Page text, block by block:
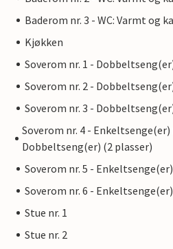
Baderom nr. 3 - WC: Varmt og
Kjøkken
Soverom nr. 1 -
Soverom nr. 2 -
Soverom nr. 3 -
Soverom nr. 4 - Enkeltsenge(er)
Dobbeltseng(er) (2 plasser)
Soverom nr. 5 -
Soverom nr. 6 -
Stue nr. 1
Stue nr. 2